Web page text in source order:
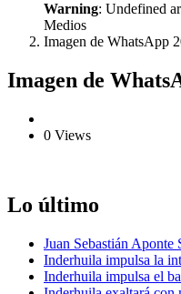
Warning: Undefined
Medios
Imagen de WhatsApp
Imagen de
0 Views
Lo último
Juan Sebastián Aponte
Inderhuila impulsa la
Inderhuila impulsa el